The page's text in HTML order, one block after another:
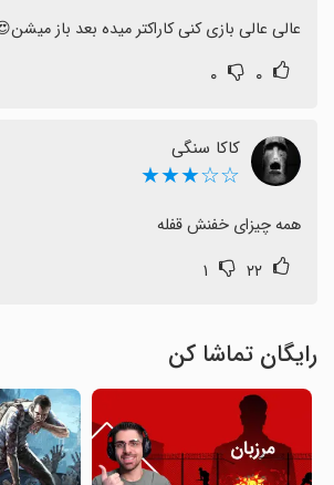
عالی عالی بازی کنی کاراکتر میده بعد باز
۰ ۰
کاکا سنگی
☆☆★★★
همه چیزای خفنش قفله
۲۲ ۱
رایگان تماشا کن